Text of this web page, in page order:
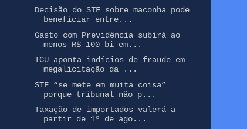
Decisão do STF sobre maconha pode
beneficiar entre...
Gasto com Previdência subirá ao
menos R$ 100 bi em...
TCU aponta indícios de fraude em
megalicitação da ...
STF “se mete em muita coisa”
porque tribunal não p...
Taxação de importados valerá a
partir de 1º de ago...